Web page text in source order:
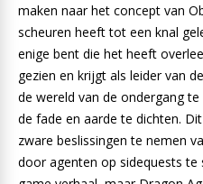
maken naar het concept van
scheuren heeft tot een knal
enige bent die het heeft
gezien en krijgt als leider van
de wereld van de ondergang
de fade en aarde te dichten.
zware beslissingen te nemen
door agenten op sidequests te